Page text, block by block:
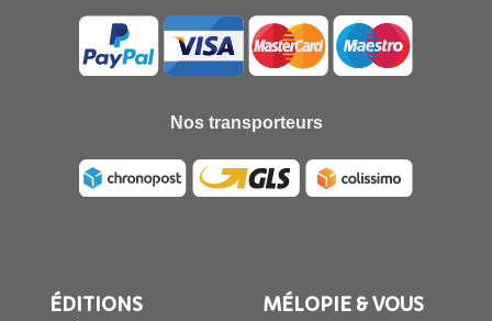
Nos transporteurs
ÉDITIONS
MÉLOPIE & VOUS